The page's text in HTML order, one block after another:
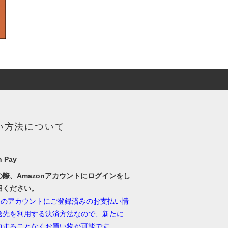
方法について
Pay
際、Amazonアカウントにログインをし
ださい。
アカウントにご登録済みのお支払い情
先を利用する決済方法なので、新たに